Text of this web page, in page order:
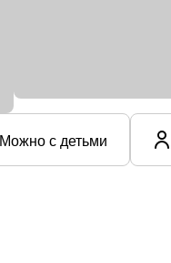
Можно с детьми